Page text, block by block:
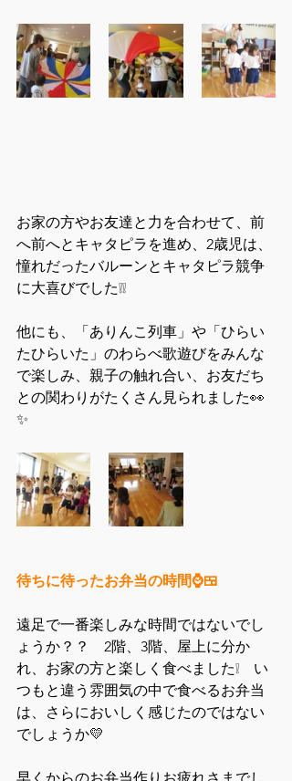
お家の方やお友達と力を合わせて、前
へ前へとキャタピラを進め、2歳児は、
憧れだったバルーンとキャタピラ競争
に大喜びでした❕❕
他にも、「ありんこ列車」や「ひらい
たひらいた」のわらべ歌遊びをみんな
で楽しみ、親子の触れ合い、お友だち
との関わりがたくさん見られました👀
✨
待ちに待ったお弁当の時間⌚🍱
遠足で一番楽しみな時間ではないでし
ょうか？？　2階、3階、屋上に分か
れ、お家の方と楽しく食べました❕　い
つもと違う雰囲気の中で食べるお弁当
は、さらにおいしく感じたのではない
でしょうか💛